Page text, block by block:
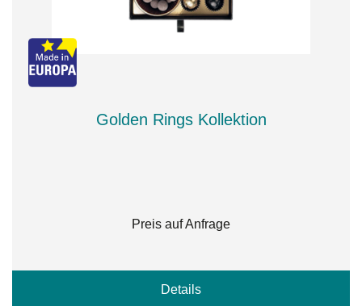
Golden Rings Kollektion
Preis auf Anfrage
Details